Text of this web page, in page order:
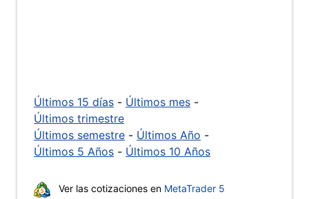
Últimos 15 días - Últimos mes -
Últimos trimestre
Últimos semestre - Últimos Año -
Últimos 5 Años - Últimos 10 Años
Ver las cotizaciones en MetaTrader 5